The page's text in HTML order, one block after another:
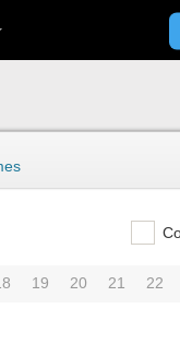
19 20 21 22